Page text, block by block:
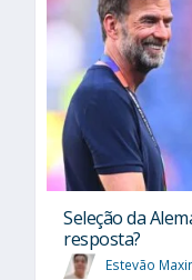
Seleção da
resposta?
Estevão